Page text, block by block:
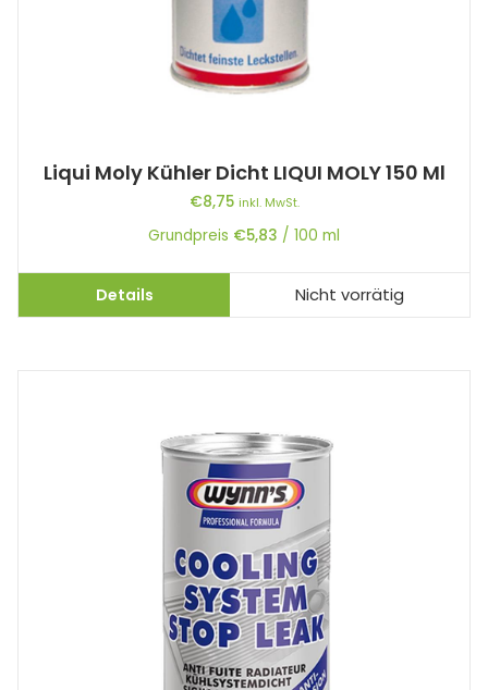
Liqui Moly Kühler Dicht LIQUI MOLY 150 Ml
€8,75 inkl. MwSt.
Grundpreis €5,83 / 100 ml
Details Nicht vorrätig